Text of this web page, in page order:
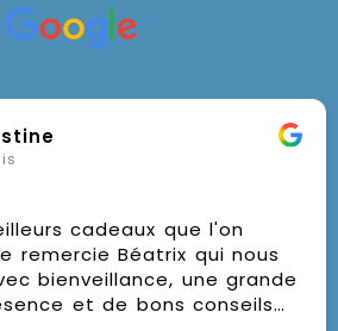
cadeaux que l'on
remercie Béatrix qui nous
bienveillance, une grande
et de bons conseils